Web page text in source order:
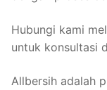
Hubungi kami
untuk konsultasi
Allbersih adalah